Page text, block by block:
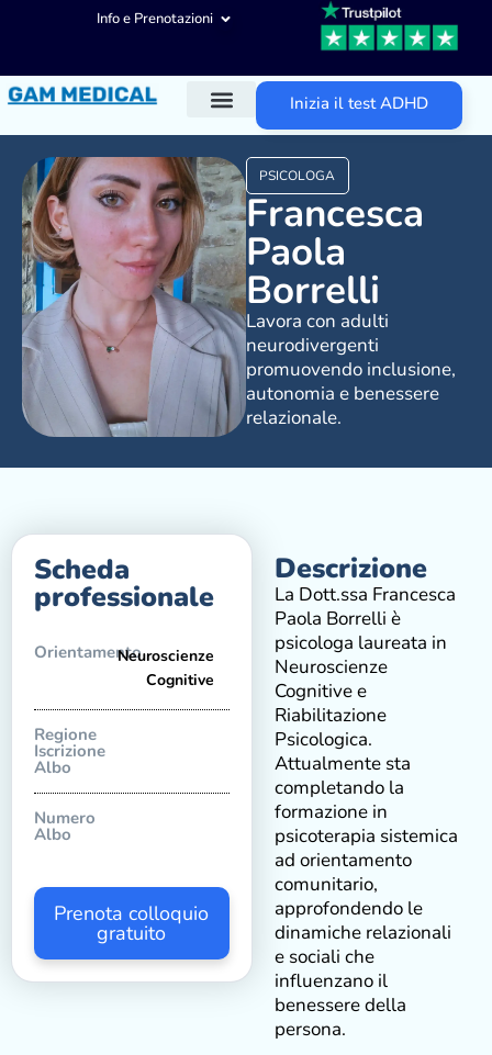
Info e Prenotazioni
Inizia il test ADHD
PSICOLOGA
Francesca
Paola
Borrelli
Lavora con adulti
neurodivergenti
promuovendo inclusione,
autonomia e benessere
relazionale.
Scheda
professionale
OrientamentoNeuroscienze
Cognitive
Regione
Iscrizione
Albo
Numero
Albo
Prenota colloquio
gratuito
Descrizione
La Dott.ssa Francesca
Paola Borrelli è
psicologa laureata in
Neuroscienze
Cognitive e
Riabilitazione
Psicologica.
Attualmente sta
completando la
formazione in
psicoterapia sistemica
ad orientamento
comunitario,
approfondendo le
dinamiche relazionali
e sociali che
influenzano il
benessere della
persona.